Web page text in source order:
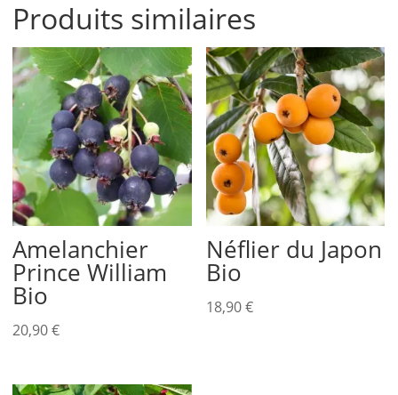
Produits similaires
Amelanchier
Prince William
Bio
20,90€
Néflier du Japon
Bio
18,90€